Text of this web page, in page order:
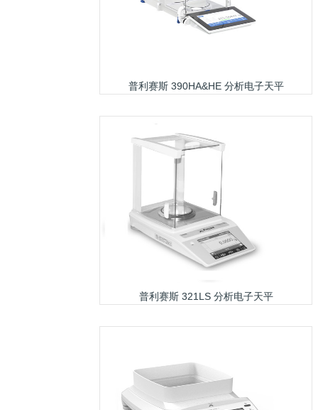
普利赛斯 390HA&HE 分析电子天平
普利赛斯 321LS 分析电子天平